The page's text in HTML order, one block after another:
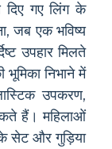
गए लिंग के
जब एक भविष्य
उपहार मिलते
निभाने में
उपकरण,
हैं। महिलाओं
के सेट और गुड़िया